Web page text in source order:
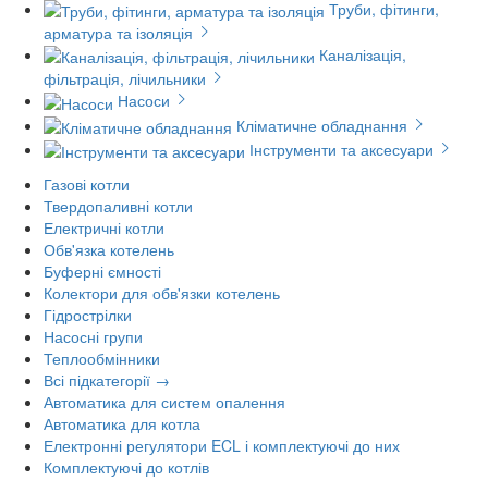
Труби, фітинги,
арматура та ізоляція
Каналізація,
фільтрація, лічильники
Насоси
Кліматичне обладнання
Інструменти та аксесуари
Газові котли
Твердопаливні котли
Електричні котли
Обв'язка котелень
Буферні ємності
Колектори для обв'язки котелень
Гідрострілки
Насосні групи
Теплообмінники
Всі підкатегорії →
Автоматика для систем опалення
Автоматика для котла
Електронні регулятори ECL і комплектуючі до них
Комплектуючі до котлів